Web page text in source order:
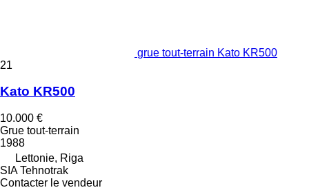
grue tout-terrain Kato KR500
21
Kato KR500
10.000 €
Grue tout-terrain
1988
Lettonie, Riga
SIA Tehnotrak
Contacter le vendeur